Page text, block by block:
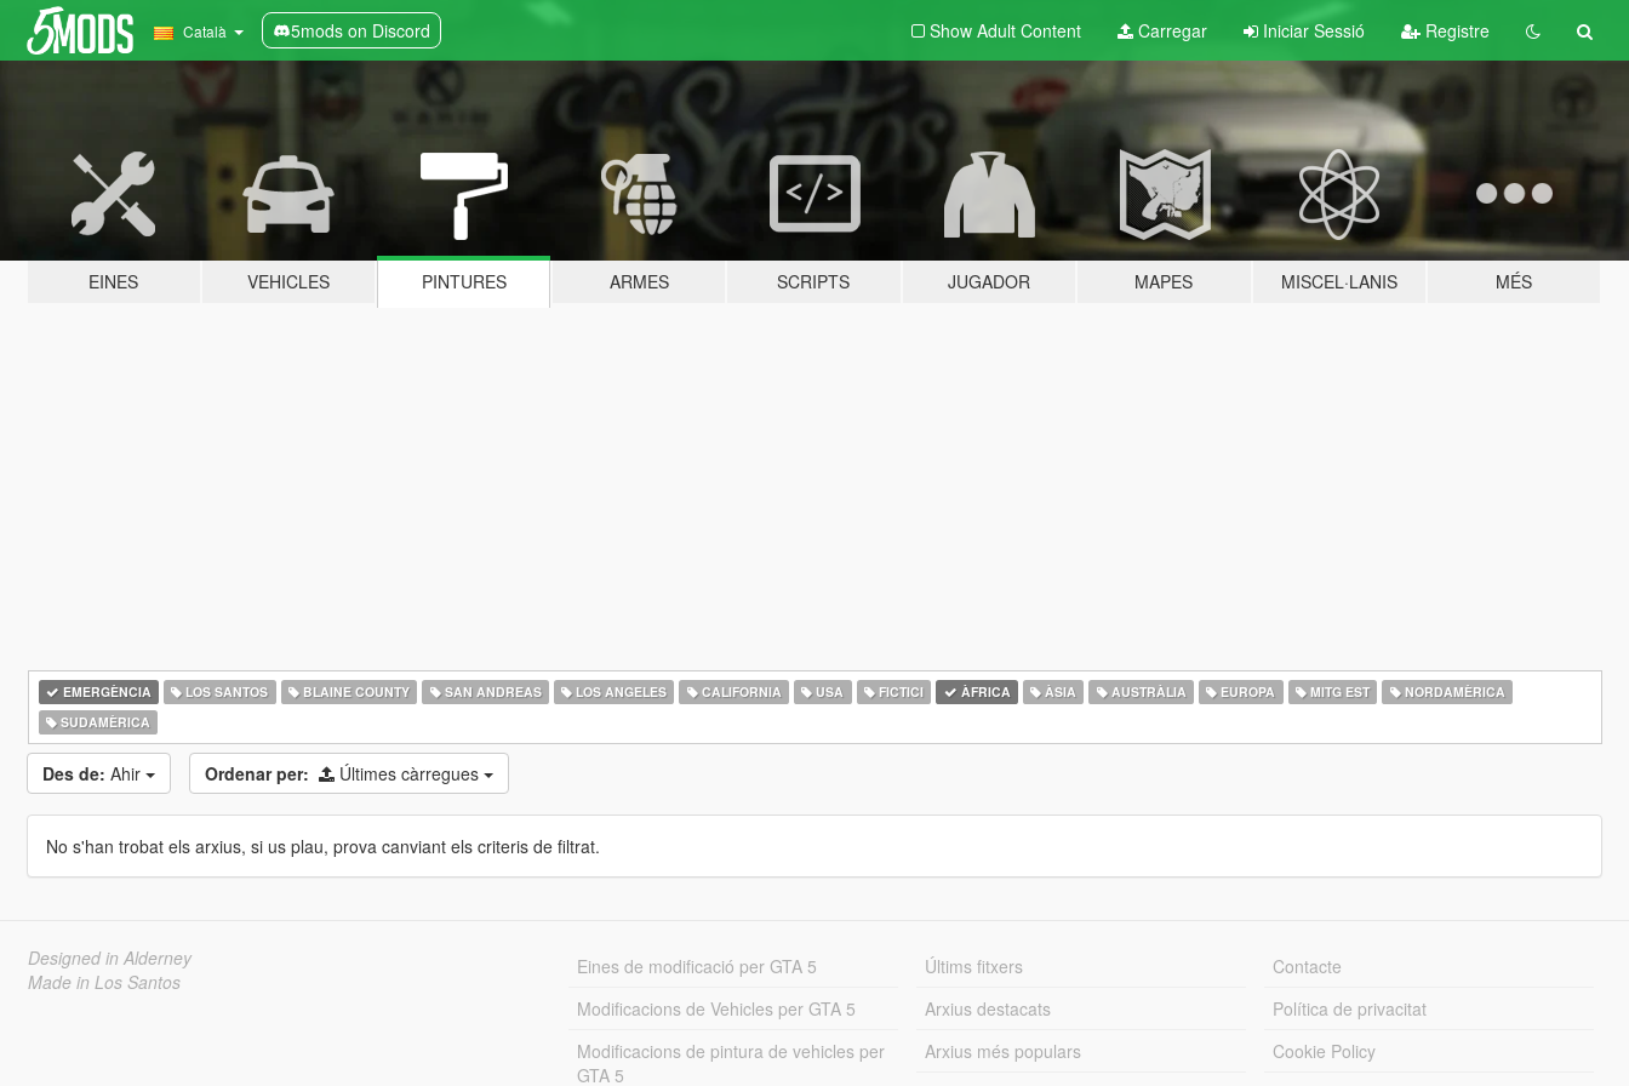
Català 5mods on Discord Show Adult Content Carregar Iniciar Sessió Registre
EINES VEHICLES PINTURES ARMES SCRIPTS JUGADOR MAPES MISCEL·LANIS MÉS
EMERGÈNCIA LOS SANTOS BLAINE COUNTY SAN ANDREAS LOS ANGELES CALIFORNIA USA FICTICI ÀFRICA ÀSIA AUSTRÀLIA EUROPA MITG EST
NORDAMÈRICA
SUDAMÈRICA
Des de: Ahir Ordenar per: Últimes càrregues
No s'han trobat els arxius, si us plau, prova canviant els criteris de filtrat.
Designed in Alderney
Made in Los Santos
Eines de modificació per GTA 5
Modificacions de Vehicles per GTA 5
Modificacions de pintura de vehicles per
GTA 5
Últims fitxers
Arxius destacats
Arxius més populars
Contacte
Política de privacitat
Cookie Policy